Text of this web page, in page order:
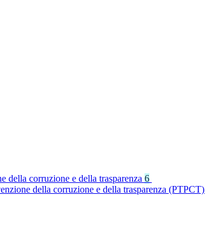
della corruzione e della trasparenza 6
della corruzione e della trasparenza (PTPCT)